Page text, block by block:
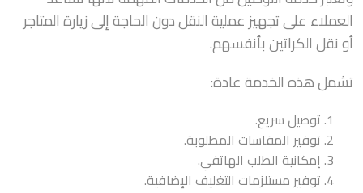
العملاء على تجهيز عملية النقل دون الحاجة إلى زيارة المتاجر
أو نقل الكراتين بأنفسهم.
تشمل هذه الخدمة عادة:
توصيل سريع.
توفير المقاسات المطلوبة.
إمكانية الطلب الهاتفي.
توفير مستلزمات التغليف الإضافية.